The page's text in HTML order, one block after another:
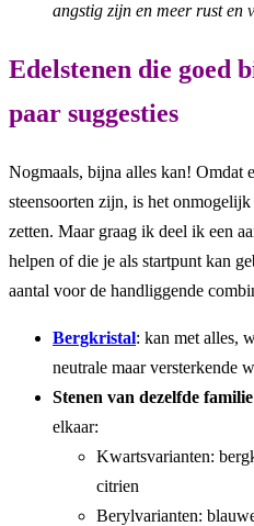
angstig zijn en meer rust en
Edelstenen die goed
paar suggesties
Nogmaals, bijna alles kan! Omdat
steensoorten zijn, is het
zetten. Maar graag ik deel ik een
helpen of die je als startpunt kan
aantal voor de handliggende
Bergkristal: kan met alles,
neutrale maar versterkende
Stenen van dezelfde familie
elkaar:
Kwartsvarianten:
citrien
Berylvarianten: